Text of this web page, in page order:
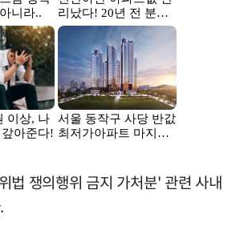
법 쟁의행위 금지 가처분' 관련 사내